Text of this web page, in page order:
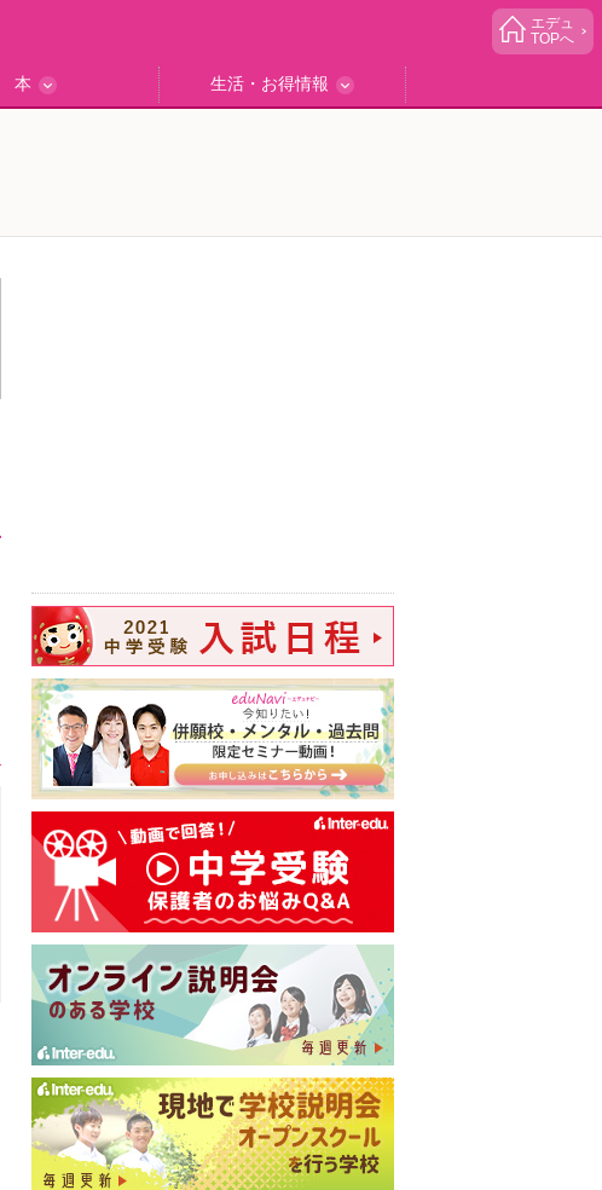
エデュ
TOPへ
本
生活・お得情報